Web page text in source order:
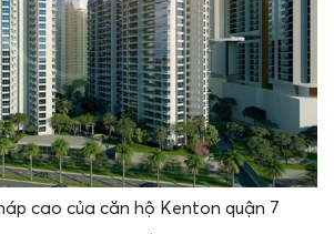
cao của căn hộ Kenton quận 7